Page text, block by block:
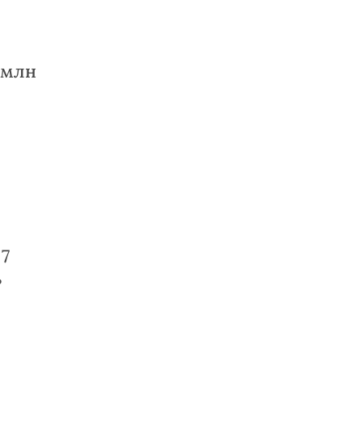
млн